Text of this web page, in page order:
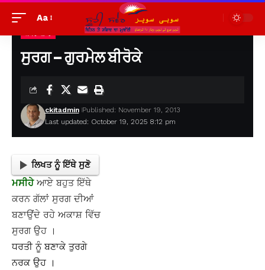
Aa
Suhi Saver >ਪੁਰਾਣੀਆਂ ਲਿਖਤਾਂ ਦੇਖਣ ਲਈ>ਕਾਵਿ-ਸ਼ਾਰ
ਸੁਰਗ – ਗੁਰਮੇਲ ਬੀਰੋਕੇ
Last updated: October 19, 2025 8:12 pm
ckitadmin Published: November 19, 2013
ਲਿਖਤ ਨੂੰ ਇੱਥੇ ਸੁਣੋ
ਮਸੀਹੇ ਆਏ ਬਹੁਤ ਇੱਥੇ
ਕਰਨ ਗੱਲਾਂ ਸੁਰਗ ਦੀਆਂ
ਬਣਾਉਂਦੇ ਰਹੇ ਅਕਾਸ਼ ਵਿੱਚ
ਸੁਰਗ ਉਹ ।
ਧਰਤੀ ਨੂੰ ਬਣਾਕੇ ਤੁਰਗੇ
ਨਰਕ ਉਹ ।